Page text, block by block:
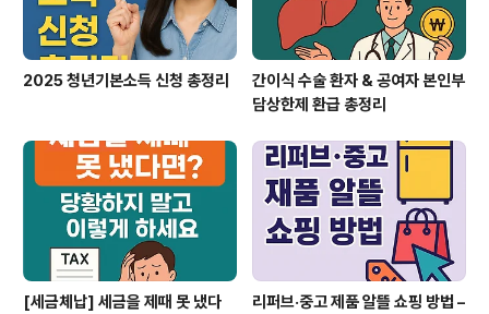
2025 청년기본소득 신청 총정리
간이식 수술 환자 & 공여자 본인부
담상한제 환급 총정리
[세금체납] 세금을 제때 못 냈다 리퍼브·중고 제품 알뜰 쇼핑 방법 –